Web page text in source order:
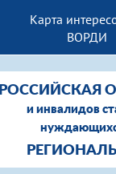
Карта
ВОРДИ
и инвалидов